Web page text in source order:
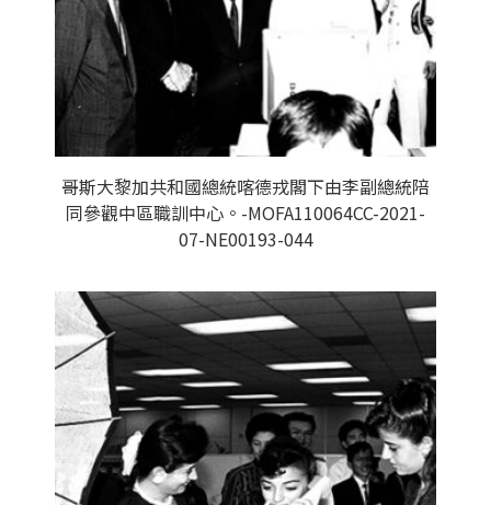
哥斯大黎加共和國總統喀德戎閣下由李副總統陪
同參觀中區職訓中心。-MOFA110064CC-2021-
07-NE00193-044